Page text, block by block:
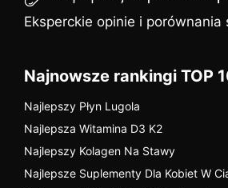
Eksperckie opinie i porównania
Najnowsze rankingi TOP
Najlepszy Płyn Lugola
Najlepsza Witamina D3 K2
Najlepszy Kolagen Na Stawy
Najlepsze Suplementy Dla Kobiet W